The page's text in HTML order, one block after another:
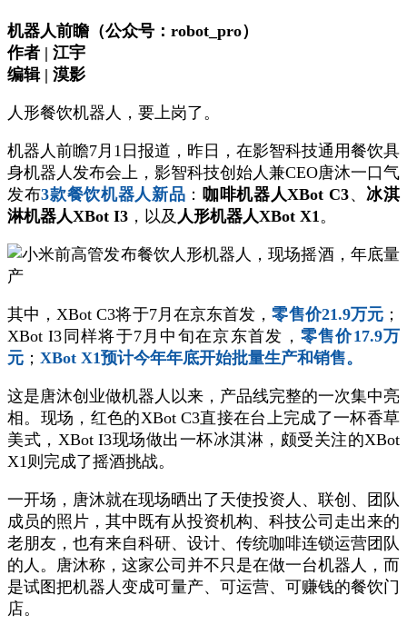
机器人前瞻（公众号：robot_pro）
作者 | 江宇
编辑 | 漠影
人形餐饮机器人，要上岗了。
机器人前瞻7月1日报道，昨日，在影智科技通用餐饮具
身机器人发布会上，影智科技创始人兼CEO唐沐一口气
发布3款餐饮机器人新品 ：咖啡机器人XBot C3、冰淇
淋机器人XBot I3 ，以及 人形机器人XBot X1。
其中，XBot C3将于7月在京东首发，零售价21.9万元 ；
XBot I3同样将于7月中旬在京东首发， 零售价17.9万
元 ； XBot X1预计今年年底开始批量生产和销售。
这是唐沐创业做机器人以来，产品线完整的一次集中亮
相。现场，红色的XBot C3直接在台上完成了一杯香草
美式，XBot I3现场做出一杯冰淇淋，颇受关注的XBot
X1则完成了摇酒挑战。
一开场，唐沐就在现场晒出了天使投资人、联创、团队
成员的照片，其中既有从投资机构、科技公司走出来的
老朋友，也有来自科研、设计、传统咖啡连锁运营团队
的人。唐沐称，这家公司并不只是在做一台机器人，而
是试图把机器人变成可量产、可运营、可赚钱的餐饮门
店。